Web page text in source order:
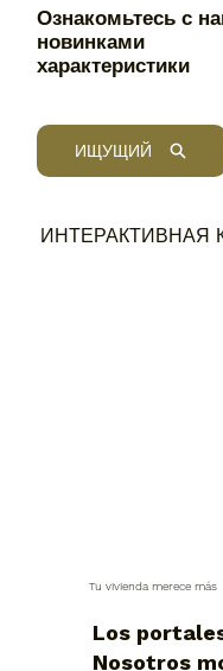
Ознакомьтесь с
новинками
характеристики
ИЩУЩИЙ
ИНТЕРАКТИВНАЯ
Tu vivienda merece más
Los
Nosotros